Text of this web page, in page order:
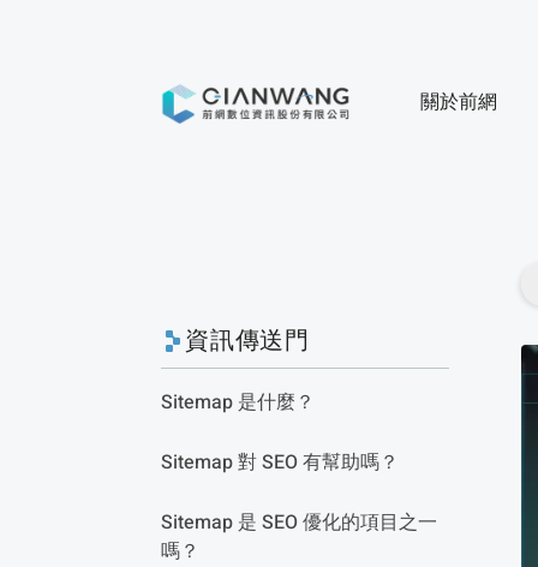
關於前網
資訊傳送門
Sitemap 是什麼？
Sitemap 對 SEO 有幫助嗎？
Sitemap 是 SEO 優化的項目之一
嗎？